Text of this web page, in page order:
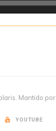
Mantido por
YOUTUBE